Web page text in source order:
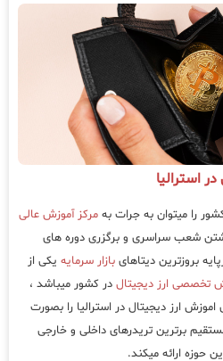
استرالیا
را میتوان به جرات به مرکز آموزش عالی
شعب سراسری و برگزری دوره های
بروزترین دیتاهای بازار سرمایه یکی از
تخصصی ارز دیجیتال در کشور میباشد ،
ارز دیجیتال در استرالیا را بصورت
برترین تریدرهای داخلی و خارجی
حوزه ارائه میکند.